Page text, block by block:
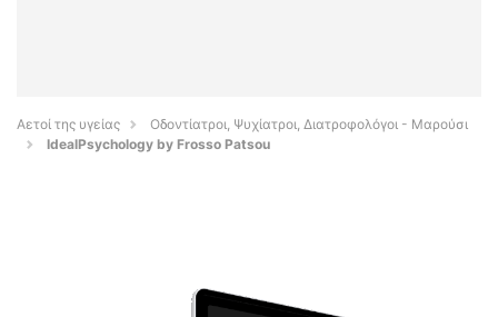
Αετοί της υγείας
Οδοντίατροι, Ψυχίατροι, Διατροφολόγοι - Μαρούσι
IdealPsychology by Frosso Patsou